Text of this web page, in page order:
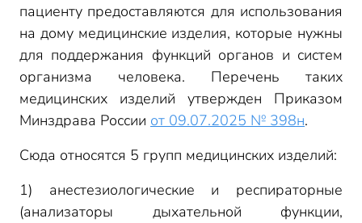
пациенту предоставляются для использования
на дому медицинские изделия, которые нужны
для поддержания функций органов и систем
организма человека. Перечень таких
медицинских изделий утвержден Приказом
Минздрава России от 09.07.2025 № 398н.
Сюда относятся 5 групп медицинских изделий:
1) анестезиологические и респираторные
(анализаторы дыхательной функции,